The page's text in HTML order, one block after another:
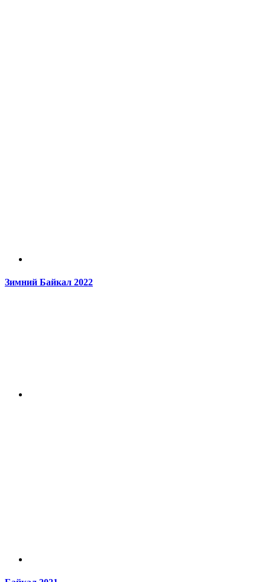
Зимний Байкал 2022